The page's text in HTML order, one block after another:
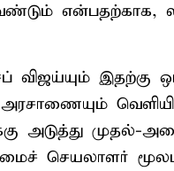
என்பதற்காக,
இதற்கு
அடுத்து
செயலாளர் மூலம்